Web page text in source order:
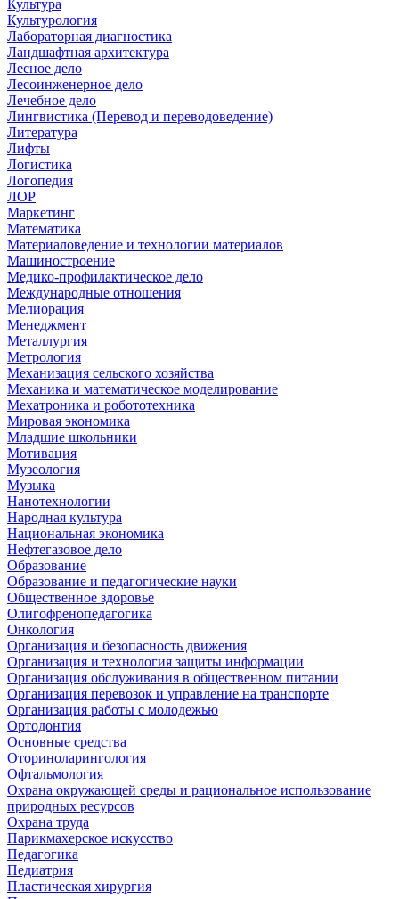
Культура
Культурология
Лабораторная диагностика
Ландшафтная архитектура
Лесное дело
Лесоинженерное дело
Лечебное дело
Лингвистика (Перевод и переводоведение)
Литература
Лифты
Логистика
Логопедия
ЛОР
Маркетинг
Математика
Материаловедение и технологии материалов
Машиностроение
Медико-профилактическое дело
Международные отношения
Мелиорация
Менеджмент
Металлургия
Метрология
Механизация сельского хозяйства
Механика и математическое моделирование
Мехатроника и робототехника
Мировая экономика
Младшие школьники
Мотивация
Музеология
Музыка
Нанотехнологии
Народная культура
Национальная экономика
Нефтегазовое дело
Образование
Образование и педагогические науки
Общественное здоровье
Олигофренопедагогика
Онкология
Организация и безопасность движения
Организация и технология защиты информации
Организация обслуживания в общественном питании
Организация перевозок и управление на транспорте
Организация работы с молодежью
Ортодонтия
Основные средства
Оториноларингология
Офтальмология
Охрана окружающей среды и рациональное использование
природных ресурсов
Охрана труда
Парикмахерское искусство
Педагогика
Педиатрия
Пластическая хирургия